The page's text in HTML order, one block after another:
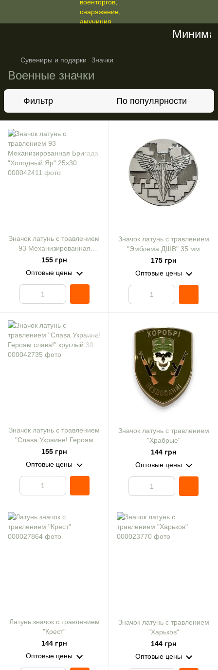
Сувениры и подарки Значки
Военные значки
Фильтр По популярности
Значок латунь с травлением
93 Механизированная
Бригада "Холодный Яр"
155 грн
Оптовые цены
Значок латунь с травлением
"Эмблема ДШВ" 35 мм
175 грн
Оптовые цены
Значок латунь с травлением
"Слава Украине! Героям
слава!" круглый 30
155 грн
Оптовые цены
Значок латунь с травлением
"Храбрые"
144 грн
Оптовые цены
Латунь значок с травлением
"Крест"
144 грн
Оптовые цены
Значок латунь с травлением
"Харьков"
144 грн
Оптовые цены